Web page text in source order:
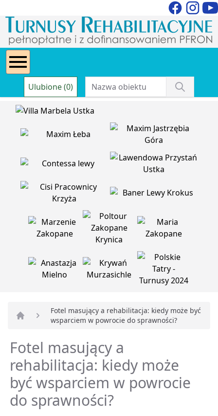
Ulubione (0)
Strona główna
Fotel masujący a rehabilitacja: kiedy może być
wsparciem w powrocie do sprawności?
Fotel masujący a
rehabilitacja: kiedy może
być wsparciem w powrocie
do sprawności?